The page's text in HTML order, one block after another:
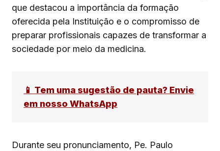
que destacou a importância da formação
oferecida pela Instituição e o compromisso de
preparar profissionais capazes de transformar a
sociedade por meio da medicina.
📱 Tem uma sugestão de pauta? Envie
em nosso WhatsApp
Durante seu pronunciamento, Pe. Paulo